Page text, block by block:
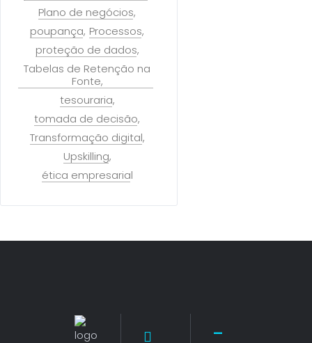
Plano de negócios
poupança Processos
proteção de dados
Tabelas de Retenção na
Fonte
tesouraria
tomada de decisão
Transformação digital
Upskilling
ética empresarial